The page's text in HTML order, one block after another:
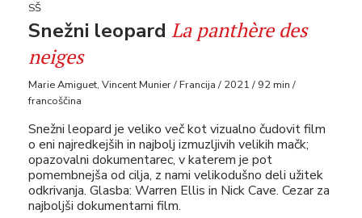
SŠ
Snežni leopard La panthère des
neiges
Marie Amiguet, Vincent Munier / Francija / 2021 / 92 min /
francoščina
Snežni leopard je veliko več kot vizualno čudovit film
o eni najredkejših in najbolj izmuzljivih velikih mačk;
opazovalni dokumentarec, v katerem je pot
pomembnejša od cilja, z nami velikodušno deli užitek
odkrivanja. Glasba: Warren Ellis in Nick Cave. Cezar za
najboljši dokumentarni film.